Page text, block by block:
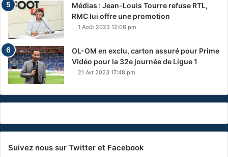
Médias : Jean-Louis Tourre refuse RTL,
RMC lui offre une promotion
1 Août 2023 12:06 pm
OL-OM en exclu, carton assuré pour Prime
Vidéo pour la 32e journée de Ligue 1
21 Avr 2023 17:48 pm
Suivez nous sur Twitter et Facebook